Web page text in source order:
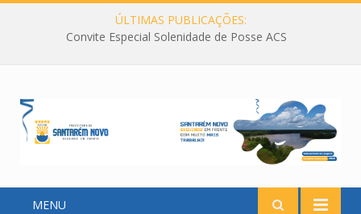
ÚLTIMAS PUBLICAÇÕES:
Convite Especial Solenidade de Posse ACS
MENU